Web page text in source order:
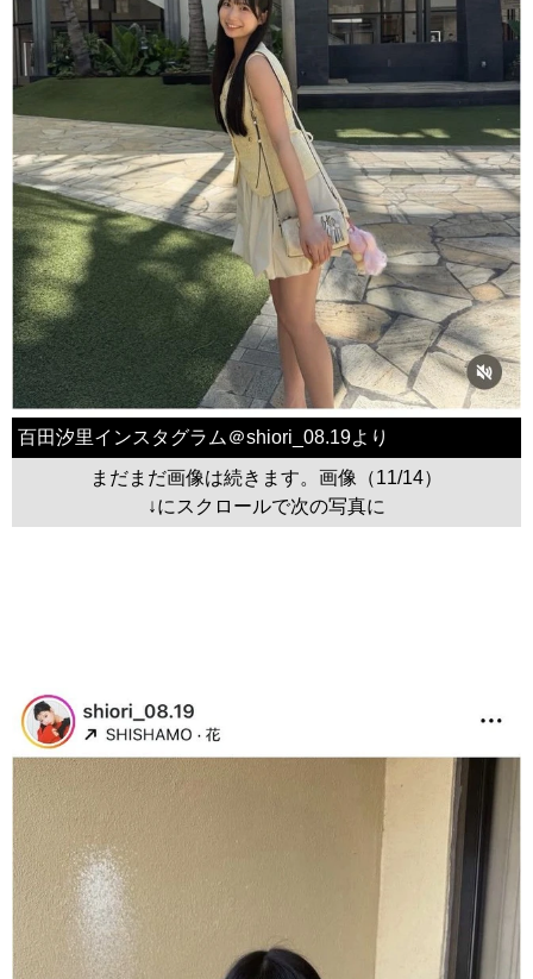
百田汐里インスタグラム＠shiori_08.19より
まだまだ画像は続きます。画像（11/14）
↓にスクロールで次の写真に